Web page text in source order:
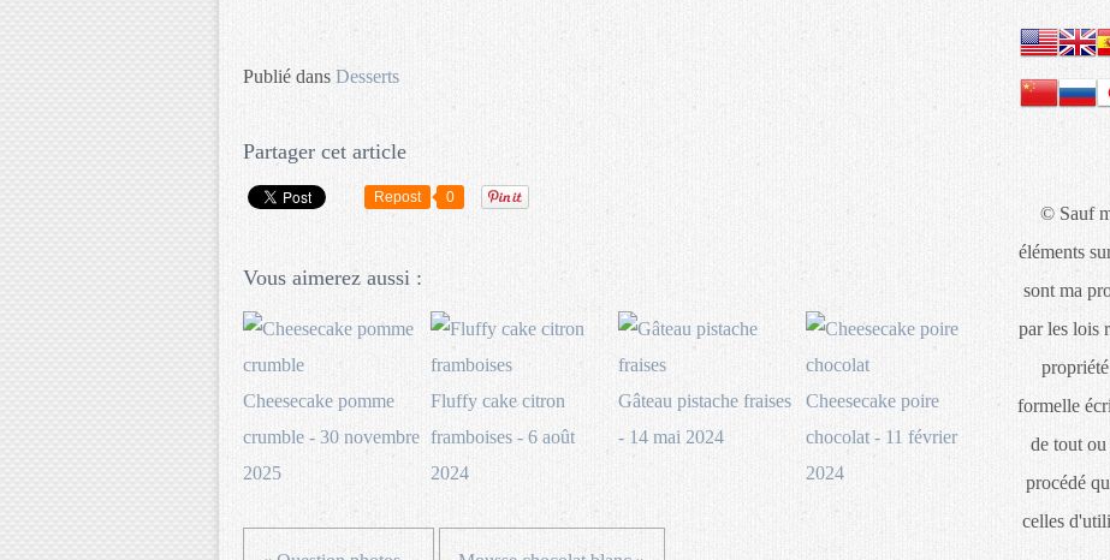
Publié dans Desserts
Partager cet article
Repost 0
Vous aimerez aussi :
Cheesecake pomme
crumble - 30 novembre
2025
Fluffy cake citron
framboises - 6 août
2024
Gâteau pistache fraises
- 14 mai 2024
Cheesecake poire
chocolat - 11 février
2024
© Sauf
éléments
sont ma
par les lois
formelle
de tout
procédé
celles